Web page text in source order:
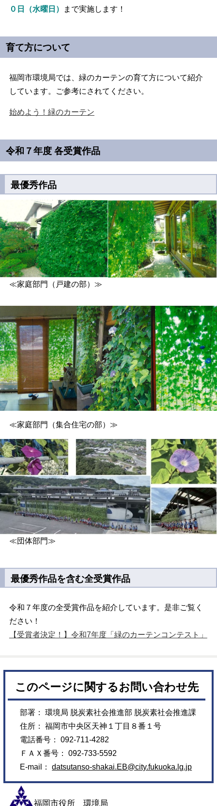
０日（水曜日）
まで実施します！
育て方について
福岡市環境局では、緑のカーテンの育て方について紹介
しています。ご参考にされてください。
始めよう！緑のカーテン
令和７年度 各受賞作品
最優秀作品
≪家庭部門（戸建の部）≫
≪家庭部門（集合住宅の部）≫
≪団体部門≫
最優秀作品を含む全受賞作品
令和７年度の全受賞作品を紹介しています。是非ご覧く
ださい！
【受賞者決定！】令和7年度「緑のカーテンコンテスト」
このページに関するお問い合わせ先
部署： 環境局 脱炭素社会推進部 脱炭素社会推進課
住所： 福岡市中央区天神１丁目８番１号
電話番号： 092-711-4282
ＦＡＸ番号： 092-733-5592
E-mail：datsutanso-shakai.EB@city.fukuoka.lg.jp
福岡市役所 環境局